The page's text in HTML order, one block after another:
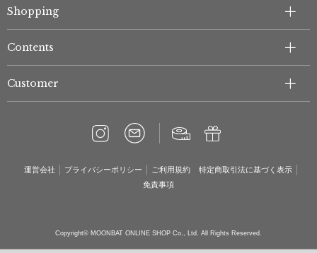
Shopping
Contents
Customer
運営会社 プライバシーポリシー ご利用規約
特定商取引法に基づく表示
免責事項
Copyright© MOONBAT ONLINE SHOP Co., Ltd. All Rights Reserved.